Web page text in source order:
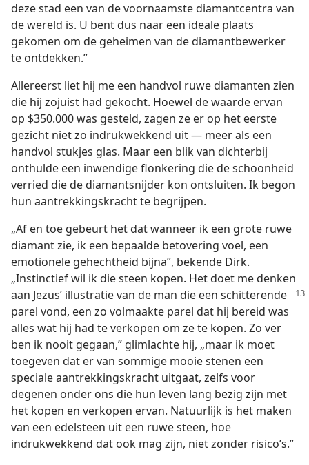
deze stad een van de voornaamste diamantcentra van
de wereld is. U bent dus naar een ideale plaats
gekomen om de geheimen van de diamantbewerker
te ontdekken.”
Allereerst liet hij me een handvol ruwe diamanten zien
die hij zojuist had gekocht. Hoewel de waarde ervan
op $350.000 was gesteld, zagen ze er op het eerste
gezicht niet zo indrukwekkend uit — meer als een
handvol stukjes glas. Maar een blik van dichterbij
onthulde een inwendige flonkering die de schoonheid
verried die de diamantsnijder kon ontsluiten. Ik begon
hun aantrekkingskracht te begrijpen.
„Af en toe gebeurt het dat wanneer ik een grote ruwe
diamant zie, ik een bepaalde betovering voel, een
emotionele gehechtheid bijna”, bekende Dirk.
„Instinctief wil ik die steen kopen. Het doet me denken
aan Jezus’ illustratievan de man die een schitterende
parel vond, een zo volmaakte parel dat hij bereid was
alles wat hij had te verkopen om ze te kopen. Zo ver
ben ik nooit gegaan,” glimlachte hij, „maar ik moet
toegeven dat er van sommige mooie stenen een
speciale aantrekkingskracht uitgaat, zelfs voor
degenen onder ons die hun leven lang bezig zijn met
het kopen en verkopen ervan. Natuurlijk is het maken
van een edelsteen uit een ruwe steen, hoe
indrukwekkend dat ook mag zijn, niet zonder risico’s.”